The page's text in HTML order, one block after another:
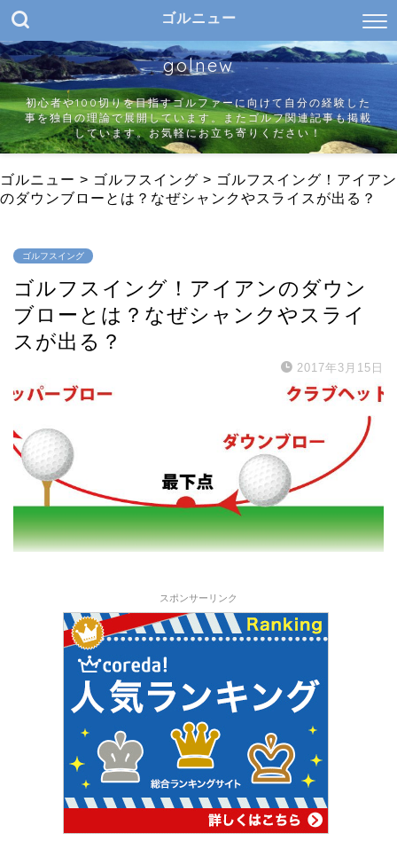
ゴルニュー
golnew
初心者や100切りを目指すゴルファーに向けて自分の経験した
事を独自の理論で展開しています。またゴルフ関連記事も掲載
しています。お気軽にお立ち寄りください！
ゴルニュー > ゴルフスイング > ゴルフスイング！アイアン
のダウンブローとは？なぜシャンクやスライスが出る？
ゴルフスイング
ゴルフスイング！アイアンのダウン
ブローとは？なぜシャンクやスライ
スが出る？
2017年3月15日
スポンサーリンク